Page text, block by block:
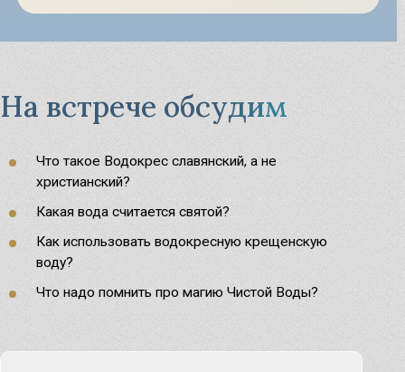
На встрече обсудим
Что такое Водокрес славянский, а не
христианский?
Какая вода считается святой?
Как использовать водокресную крещенскую
воду?
Что надо помнить про магию Чистой Воды?